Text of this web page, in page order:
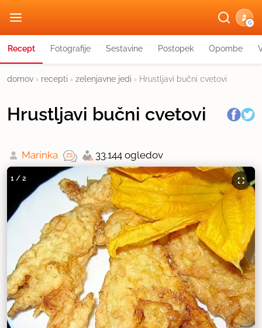
G
Recept Fotografije Sestavine Postopek Opombe
domov › recepti › zelenjavne jedi › Hrustljavi bučni cvetovi
Hrustljavi bučni cvetovi
Marinka 33.144 ogledov
1 / 2